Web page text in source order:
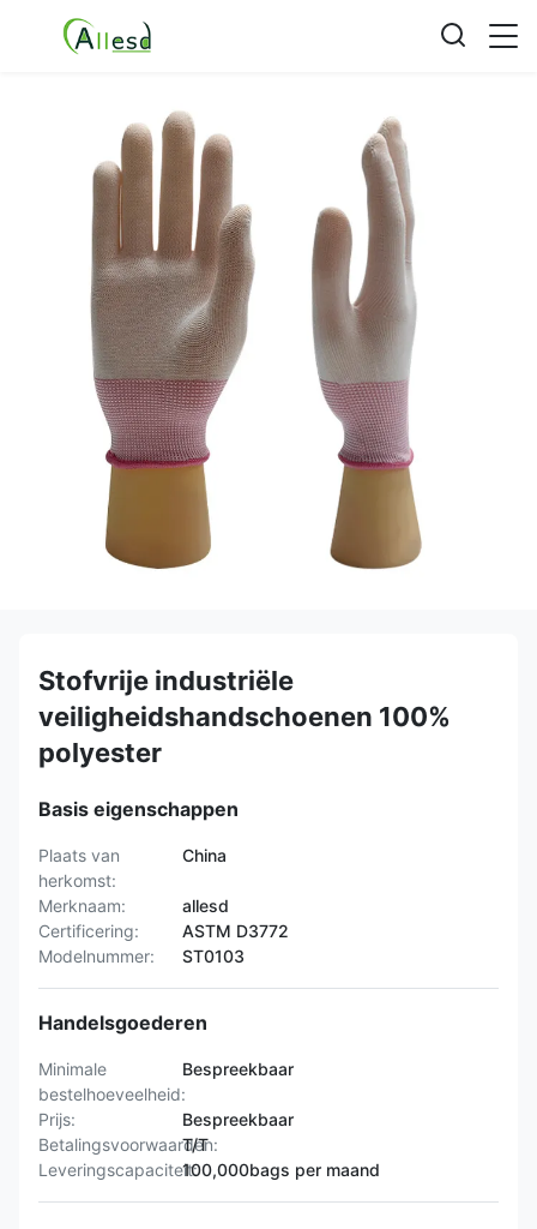
Stofvrije industriële
veiligheidshandschoenen 100%
polyester
Basis eigenschappen
Plaats van
herkomst:
China
Merknaam:
allesd
Certificering:
ASTM D3772
Modelnummer:
ST0103
Handelsgoederen
Minimale
bestelhoeveelheid:
Bespreekbaar
Prijs:
Bespreekbaar
Betalingsvoorwaarden:
T/T
Leveringscapaciteit:100,000bags per maand